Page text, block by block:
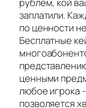
заплатили.
по ценности
Бесплатные
ценными
любое игрока
позволяется